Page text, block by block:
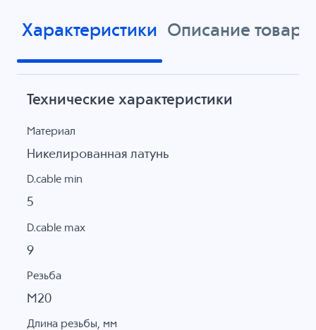
Характеристики Описание товара
Технические характеристики
Материал
Никелированная латунь
D.cable min
5
D.cable max
9
Резьба
M20
Длина резьбы, мм